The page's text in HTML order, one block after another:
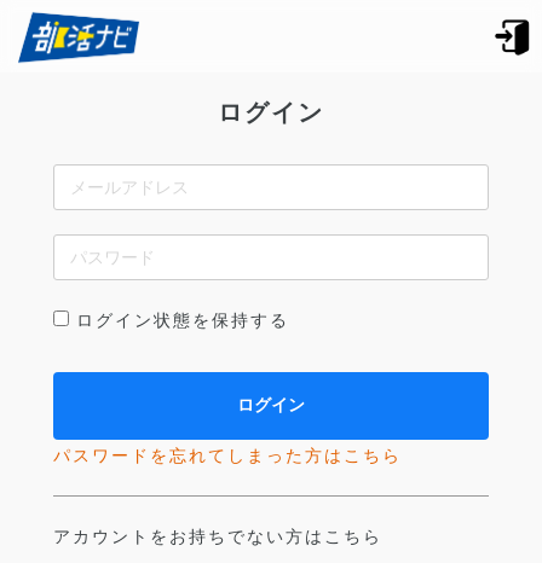
ログイン
ログイン状態を保持する
パスワードを忘れてしまった方はこちら
アカウントをお持ちでない方はこちら